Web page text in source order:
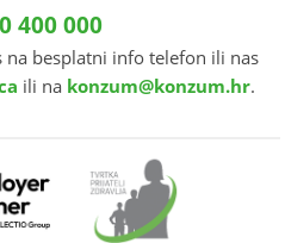
400 000
na besplatni info telefon ili nas
ili na konzum@konzum.hr.